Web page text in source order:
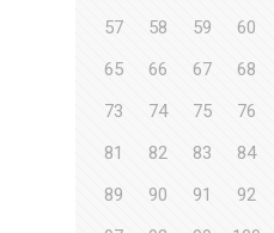
57
58 59 60
65
66 67 68
73
74 75 76
81
82 83 84
89
90 91 92